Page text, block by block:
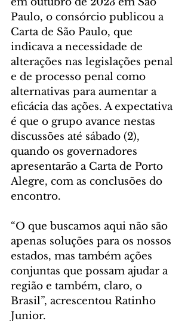
Paulo, o consórcio publicou a
Carta de São Paulo, que
indicava a necessidade de
alterações nas legislações penal
e de processo penal como
alternativas para aumentar a
eficácia das ações. A expectativa
é que o grupo avance nestas
discussões até sábado (2),
quando os governadores
apresentarão a Carta de Porto
Alegre, com as conclusões do
encontro.
“O que buscamos aqui não são
apenas soluções para os nossos
estados, mas também ações
conjuntas que possam ajudar a
região e também, claro, o
Brasil”, acrescentou Ratinho
Junior.